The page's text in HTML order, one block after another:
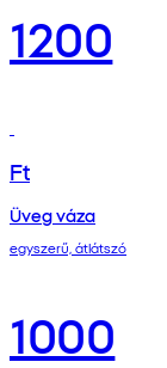
1200
Ft
Üveg váza
egyszerű, átlátszó
1000